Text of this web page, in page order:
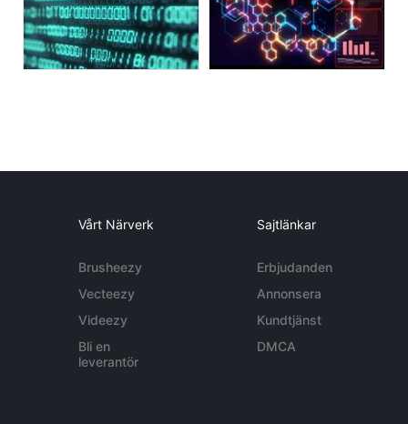
Vårt Närverk
Brusheezy
Vecteezy
Videezy
Bli en
leverantör
Sajtlänkar
Erbjudanden
Annonsera
Kundtjänst
DMCA